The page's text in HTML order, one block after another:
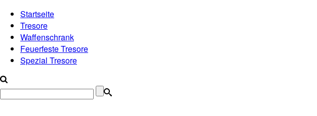
Startseite
Tresore
Waffenschrank
Feuerfeste Tresore
Spezial Tresore